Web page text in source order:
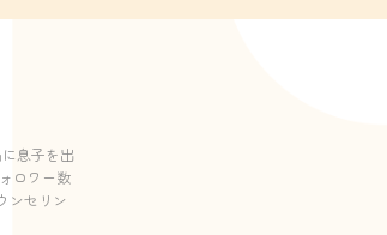
息子を出
ロワー数
ンセリン